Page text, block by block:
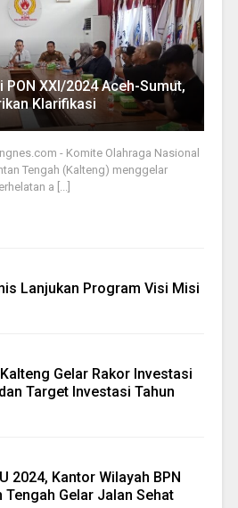
XXI/2024 Aceh-Sumut,
Klarifikasi
- Komite Olahraga Nasional
Tengah (Kalteng) menggelar
a [...]
Lanjukan Program Visi Misi
Gelar Rakor Investasi
Target Investasi Tahun
2024, Kantor Wilayah BPN
Gelar Jalan Sehat